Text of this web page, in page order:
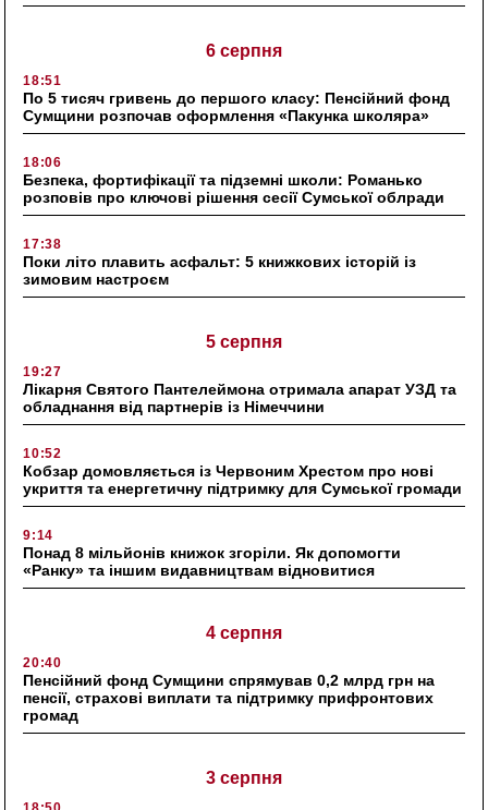
6 серпня
18:51
По 5 тисяч гривень до першого класу: Пенсійний фонд
Сумщини розпочав оформлення «Пакунка школяра»
18:06
Безпека, фортифікації та підземні школи: Романько
розповів про ключові рішення сесії Сумської облради
17:38
Поки літо плавить асфальт: 5 книжкових історій із
зимовим настроєм
5 серпня
19:27
Лікарня Святого Пантелеймона отримала апарат УЗД та
обладнання від партнерів із Німеччини
10:52
Кобзар домовляється із Червоним Хрестом про нові
укриття та енергетичну підтримку для Сумської громади
9:14
Понад 8 мільйонів книжок згоріли. Як допомогти
«Ранку» та іншим видавництвам відновитися
4 серпня
20:40
Пенсійний фонд Сумщини спрямував 0,2 млрд грн на
пенсії, страхові виплати та підтримку прифронтових
громад
3 серпня